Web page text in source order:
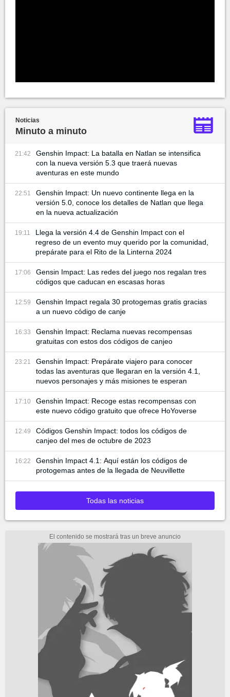
Noticias
Minuto a minuto
21:42
Genshin Impact: La batalla en Natlan se intensifica
con la nueva versión 5.3 que traerá nuevas
aventuras en este mundo
22:51
Genshin Impact: Un nuevo continente llega en la
versión 5.0, conoce los detalles de Natlan que llega
en la nueva actualización
19:11
Llega la versión 4.4 de Genshin Impact con el
regreso de un evento muy querido por la comunidad,
prepárate para el Rito de la Linterna 2024
17:06
Gensin Impact: Las redes del juego nos regalan tres
códigos que caducan en escasas horas
12:59
Genshin Impact regala 30 protogemas gratis gracias
a un nuevo código de canje
16:33
Genshin Impact: Reclama nuevas recompensas
gratuitas con estos dos códigos de canjeo
23:21
Genshin Impact: Prepárate viajero para conocer
todas las aventuras que llegaran en la versión 4.1,
nuevos personajes y más misiones te esperan
17:10
Genshin Impact: Recoge estas recompensas con
este nuevo código gratuito que ofrece HoYoverse
12:49
Códigos Genshin Impact: todos los códigos de
canjeo del mes de octubre de 2023
16:22
Genshin Impact 4.1: Aquí están los códigos de
protogemas antes de la llegada de Neuvillette
Todas las noticias